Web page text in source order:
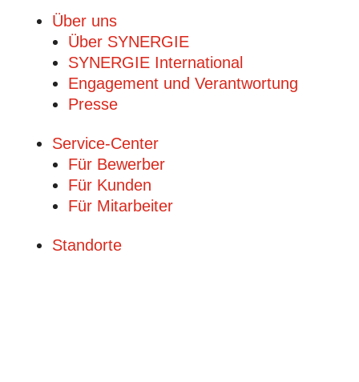
Über uns
Über SYNERGIE
SYNERGIE International
Engage­ment und Verantwor­tung
Presse
Service-Center
Für Bewerber
Für Kunden
Für Mitarbeiter
Standorte